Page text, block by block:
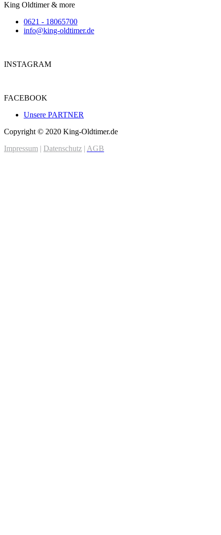
King Oldtimer & more
0621 - 18065700
info@king-oldtimer.de
INSTAGRAM
FACEBOOK
Unsere PARTNER
Copyright © 2020 King-Oldtimer.de
Impressum | Datenschutz | AGB